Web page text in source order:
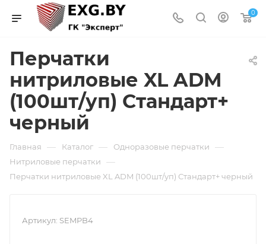
0
Перчатки
нитриловые XL ADM
(100шт/уп) Стандарт+
черный
Главная — Каталог — Одноразовые перчатки —
Нитриловые перчатки —
Перчатки нитриловые XL ADM (100шт/уп) Стандарт+ черный
Артикул: SEMPB4